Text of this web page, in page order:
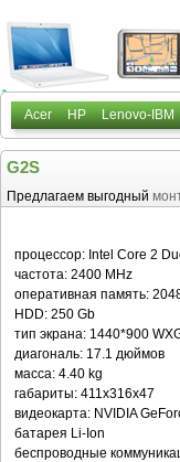
Acer HP Lenovo-IBM
G2S
Предлагаем выгодный
процессор: Intel Core 2
частота: 2400 MHz
оперативная память:
HDD: 250 Gb
тип экрана: 1440*900
диагональ: 17.1 дюймов
масса: 4.40 kg
габариты: 411x316x47
видеокарта: NVIDIA
батарея Li-Ion
беспроводные